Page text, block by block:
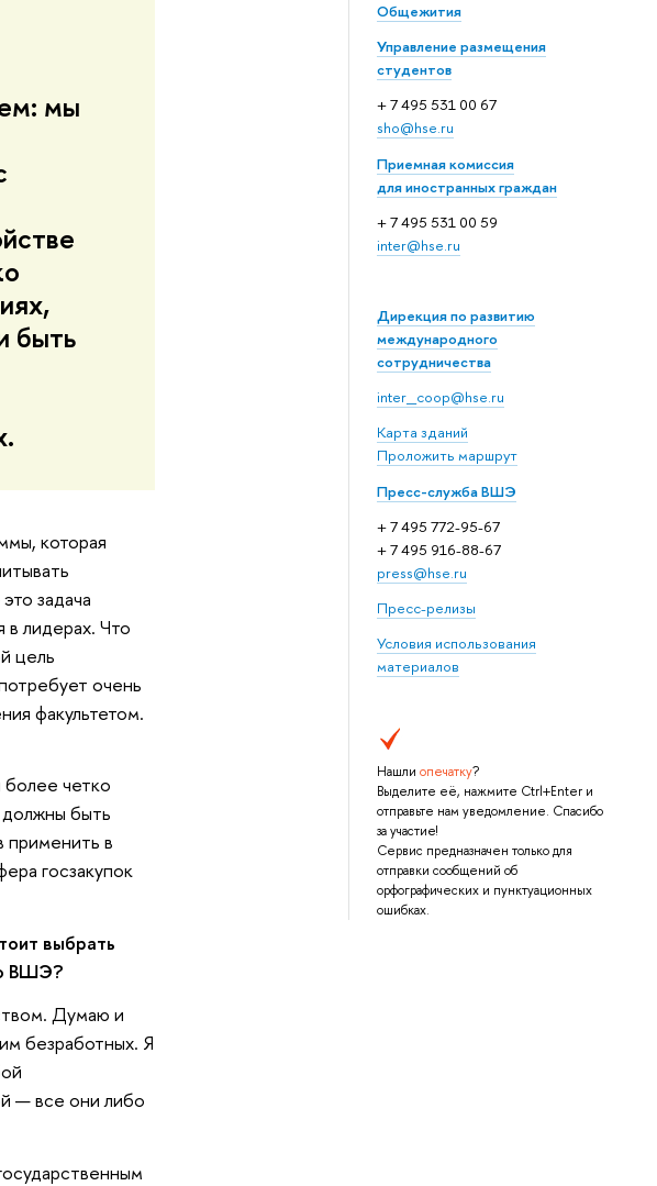
Общежития
Управление размещения
студентов
+ 7 495 531 00 67
sho@hse.ru
Приемная комиссия
для иностранных граждан
+ 7 495 531 00 59
inter@hse.ru
Дирекция по развитию
международного
сотрудничества
inter_coop@hse.ru
Карта зданий
Проложить маршрут
Пресс-служба ВШЭ
+ 7 495 772-95-67
+ 7 495 916-88-67
press@hse.ru
Пресс-релизы
Условия использования
материалов
Нашли опечатку?
Выделите её, нажмите Ctrl+Enter и
отправьте нам уведомление. Спасибо
за участие!
Сервис предназначен только для
отправки сообщений об
орфографических и пунктуационных
ошибках.
мы
быть
которая
задача
лидерах. Что
цель
очень
факультетом.
четко
должны быть
применить в
госзакупок
выбрать
ВШЭ?
Думаю и
безработных. Я
— все они либо